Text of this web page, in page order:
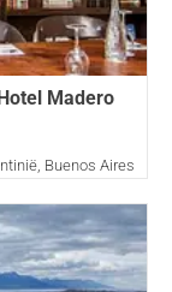
Madero
, Buenos Aires